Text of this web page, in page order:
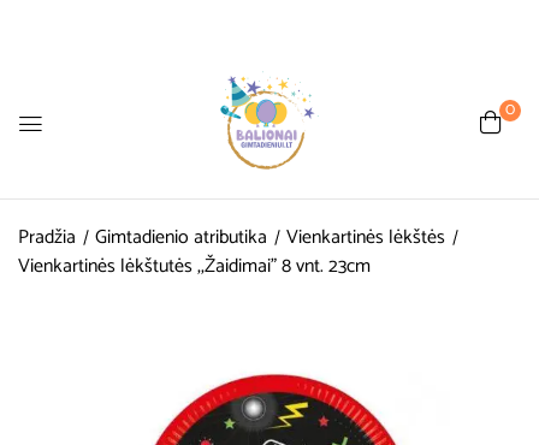
0
Pradžia Gimtadienio atributika
Vienkartinės lėkštės
Vienkartinės lėkštutės ,,Žaidimai” 8 vnt. 23cm